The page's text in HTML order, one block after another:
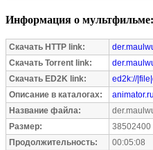
Информация о мультфильме:
Скачать HTTP link:
Скачать Torrent link:
Скачать ED2K link:
ed2k://
Описание в каталогах:
animator.ru
Название файла:
Размер:
38502400
Продолжительность:
00:05:08